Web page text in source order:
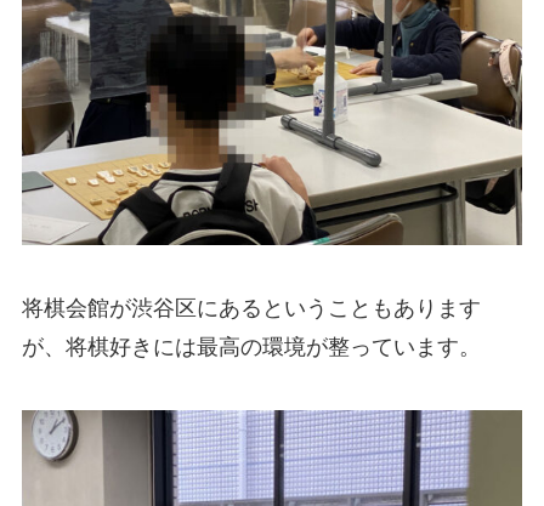
将棋会館が渋谷区にあるということもあります
が、将棋好きには最高の環境が整っています。